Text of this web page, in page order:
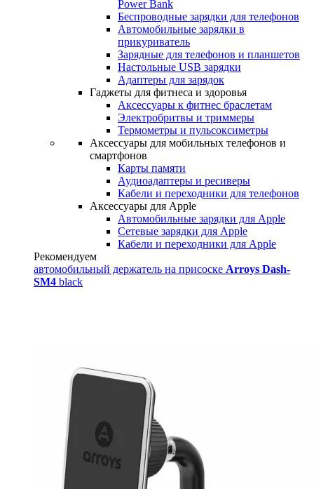
Power Bank
Беспроводные зарядки для телефонов
Автомобильные зарядки в
прикуриватель
Зарядные для телефонов и планшетов
Настольные USB зарядки
Адаптеры для зарядок
Гаджеты для фитнеса и здоровья
Аксессуары к фитнес браслетам
Электробритвы и триммеры
Термометры и пульсоксиметры
Аксессуары для мобильных телефонов и
смартфонов
Карты памяти
Аудиоадаптеры и ресиверы
Кабели и переходники для телефонов
Аксессуары для Apple
Автомобильные зарядки для Apple
Сетевые зарядки для Apple
Кабели и переходники для Apple
Рекомендуем
автомобильный держатель на присоске Arroys Dash-
SM4 black